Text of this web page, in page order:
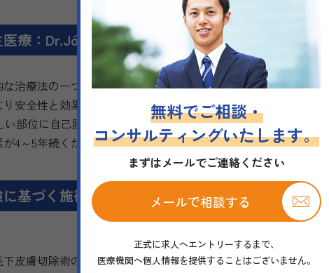
療：Dr.Jóia式PRPF®療法
治療法の一つに、「Dr.Jóia式PRPF®療法」があります。この再
安全性と効果を実現し、国際的にも高く評価されています。PR
部位に自己脂肪を再生でき、半永久的にボリュームアップが可
4～5年続くため、忙しい人にも適しています。
基づく施術
皮膚切除術のパイオニアとして知られています。院長の林寛子
無料でご相談・
コンサルティングいたします。
まずはメールでご連絡ください
メールで相談する
正式に求人へエントリーするまで、
医療機関へ個人情報を提供することはございません。